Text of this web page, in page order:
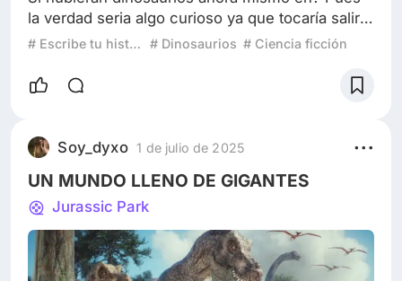
la verdad seria algo curioso ya que tocaría salir
preparado con armas y armaduras que nos
como el velosiractor, tiranosaurio rex y los que
tiempo prologado y así poder salir sin problemas
alguno para tener una vida co
# Escribe tu historia: ¿Qué harías si los dinosaurios vivieran hoy? # Dinosaurios # Ciencia ficción
Soy_dyxo 1 de julio de 2025
UN MUNDO LLENO DE GIGANTES
Jurassic Park